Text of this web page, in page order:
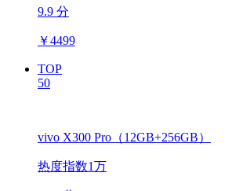
9.9 分
￥4499
TOP
50
vivo X300 Pro（12GB+256GB）
热度指数1万